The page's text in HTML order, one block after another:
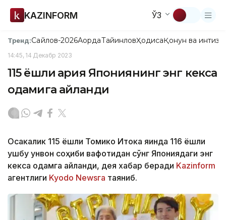
KAZINFORM ЎЗ
Тренд:Сайлов-2026АқордаТайинловҲодисаҚонун ва
14:45, 14 Декабр 2023
115 ёшли қария Япониянинг энг кекса
одамига айланди
Осакалик 115 ёшли Томико Итока яқинда 116 ёшли
ушбу унвон соҳиби вафотидан сўнг Япониядаги энг
кекса одамга айланди, дея хабар беради Kazinform
агентлиги Kyodo Newsга таяниб.